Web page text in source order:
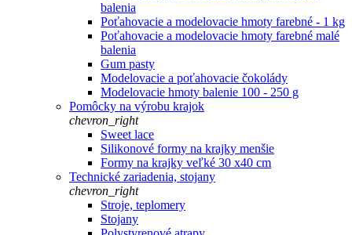
balenia
Poťahovacie a modelovacie hmoty farebné - 1 kg
Poťahovacie a modelovacie hmoty farebné malé
balenia
Gum pasty
Modelovacie a poťahovacie čokolády
Modelovacie hmoty balenie 100 - 250 g
Pomôcky na výrobu krajok
chevron_right
Sweet lace
Silikonové formy na krajky menšie
Formy na krajky veľké 30 x40 cm
Technické zariadenia, stojany
chevron_right
Stroje, teplomery
Stojany